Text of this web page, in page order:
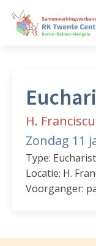
H.
Zondag 11
Type:
Locatie: H.
Voorganger: